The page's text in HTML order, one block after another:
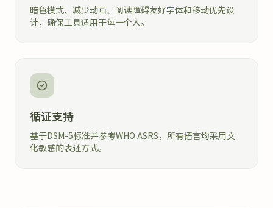
暗色模式、减少动画、阅读障碍友好字体和移动优先设
计，确保工具适用于每一个人。
循证支持
基于DSM-5标准并参考WHO ASRS，所有语言均采用文
化敏感的表述方式。